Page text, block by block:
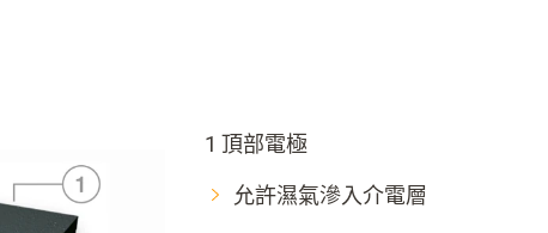
1 頂部電極
允許濕氣滲入介電層